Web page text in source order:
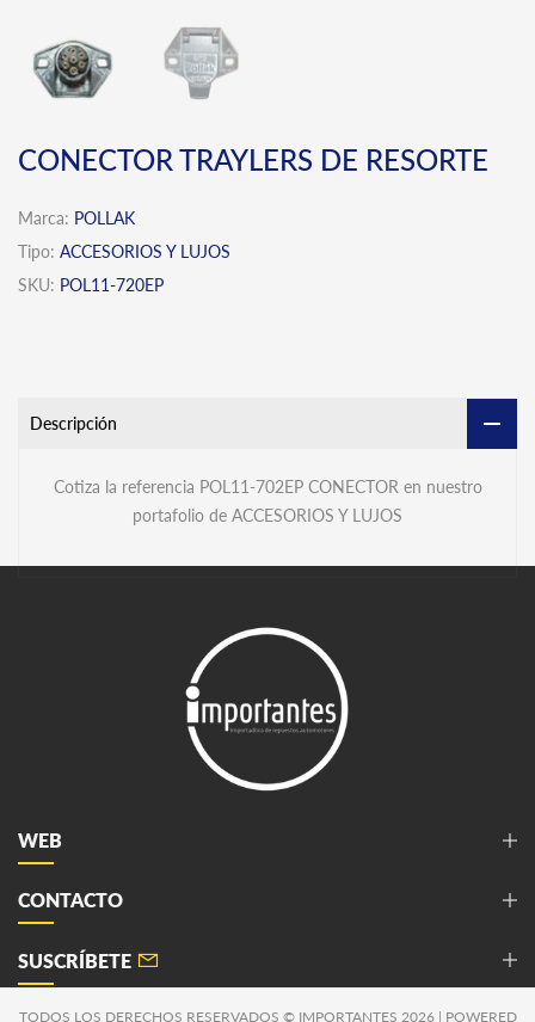
CONECTOR TRAYLERS DE RESORTE
Marca: POLLAK
Tipo: ACCESORIOS Y LUJOS
SKU: POL11-720EP
Descripción
Cotiza la referencia POL11-702EP CONECTOR en nuestro
portafolio de ACCESORIOS Y LUJOS
WEB
CONTACTO
SUSCRÍBETE
TODOS LOS DERECHOS RESERVADOS © IMPORTANTES 2026 | POWERED